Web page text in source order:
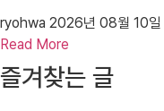
ryohwa 2026년 08월 10일
Read More
즐겨찾는 글